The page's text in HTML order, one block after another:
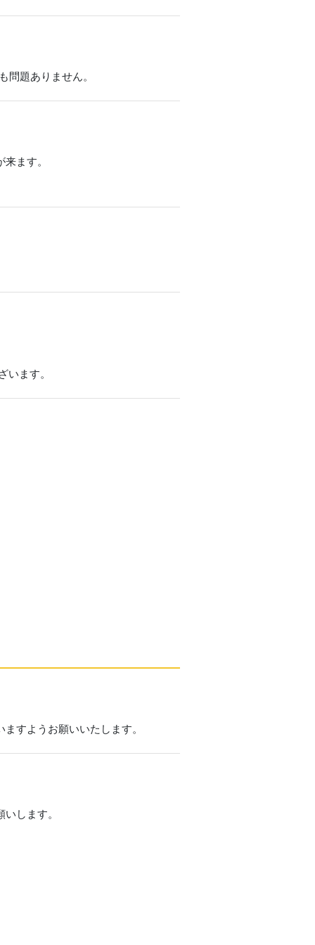
題ありません。
ます。
ます。
すようお願いいたします。
します。